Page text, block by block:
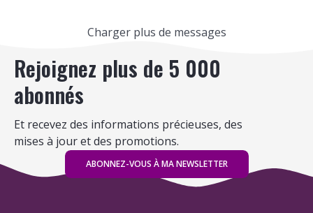
Charger plus de messages
Rejoignez plus de 5 000
abonnés
Et recevez des informations précieuses, des
mises à jour et des promotions.
ABONNEZ-VOUS À MA NEWSLETTER